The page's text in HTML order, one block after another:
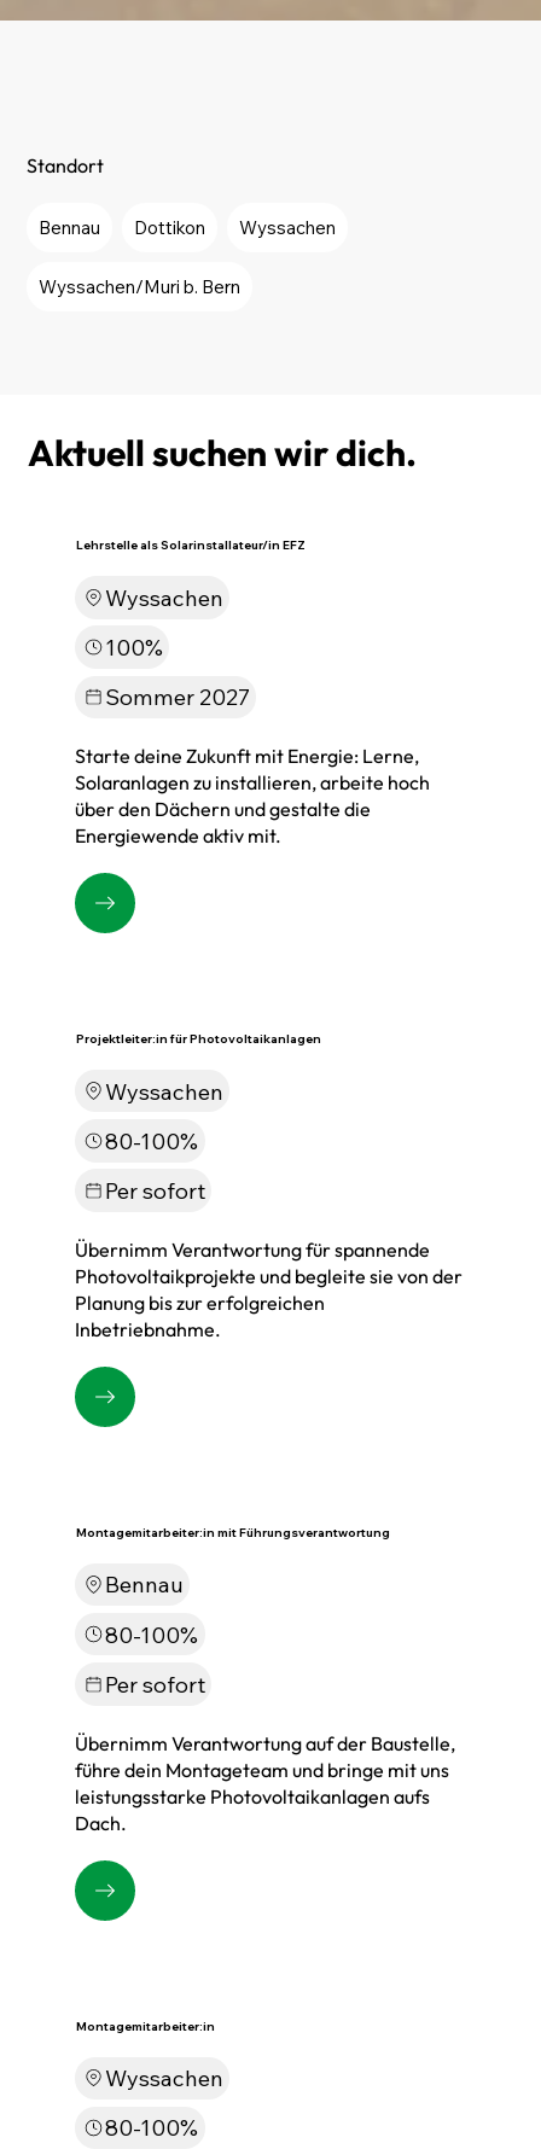
Standort
Bennau Dottikon Wyssachen
Wyssachen/Muri b. Bern
Aktuell suchen wir dich.
Lehrstelle als Solarinstallateur/in EFZ
Wyssachen
100%
Sommer 2027
Starte deine Zukunft mit Energie: Lerne,
Solaranlagen zu installieren, arbeite hoch
über den Dächern und gestalte die
Energiewende aktiv mit.
Projektleiter:in für Photovoltaikanlagen
Wyssachen
80-100%
Per sofort
Übernimm Verantwortung für spannende
Photovoltaikprojekte und begleite sie von der
Planung bis zur erfolgreichen
Inbetriebnahme.
Montagemitarbeiter:in mit Führungsverantwortung
Bennau
80-100%
Per sofort
Übernimm Verantwortung auf der Baustelle,
führe dein Montageteam und bringe mit uns
leistungsstarke Photovoltaikanlagen aufs
Dach.
Montagemitarbeiter:in
Wyssachen
80-100%